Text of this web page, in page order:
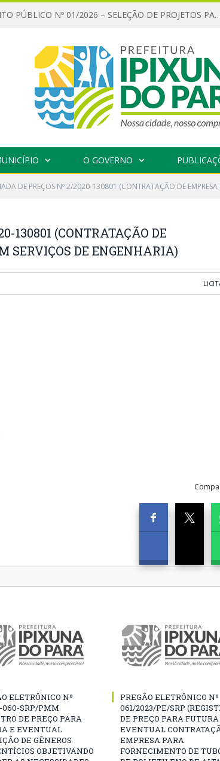
CHAMAMENTO PÚBLICO Nº 01/2026 – SELEÇÃO DE PROJETOS PARA FIRMAR TERMO DE EXECUÇÃO CULTURAL COM RECURSOS DA POLÍTICA NACIONAL ALDIR BLANC DE FOMENTO À CULTURA – PNAB (LEI Nº 14.399/2022)
O GOVERNO
DE PREÇOS Nº 2/2020-130801 (CONTRATAÇÃO DE EMPRESA
130801 (CONTRATAÇÃO DE
SERVIÇOS DE ENGENHARIA)
ELETRÔNICO Nº
060-SRP/PMM
DE PREÇO PARA
E EVENTUAL
DE GÊNEROS
OBJETIVANDO
PREGÃO ELETRÔNICO Nº
061/2023/PE/SRP
DE PREÇO PARA FUTURA
EVENTUAL
EMPRESA PARA
FORNECIMENTO DE